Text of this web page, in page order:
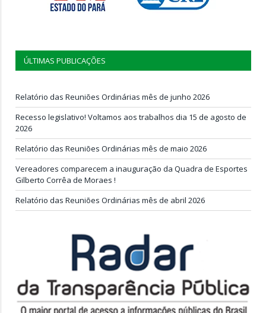
ÚLTIMAS PUBLICAÇÕES
Relatório das Reuniões Ordinárias mês de junho 2026
Recesso legislativo! Voltamos aos trabalhos dia 15 de agosto de
2026
Relatório das Reuniões Ordinárias mês de maio 2026
Vereadores comparecem a inauguração da Quadra de Esportes
Gilberto Corrêa de Moraes !
Relatório das Reuniões Ordinárias mês de abril 2026